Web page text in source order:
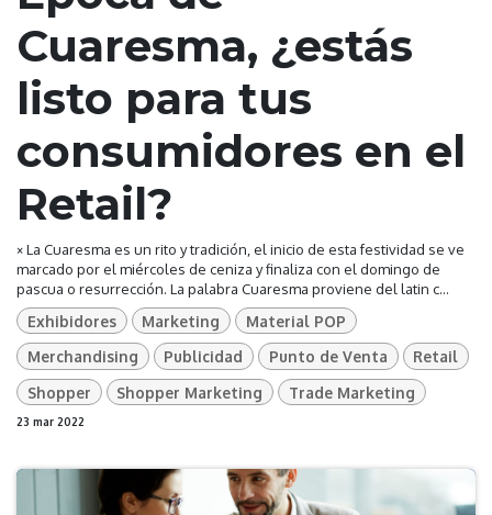
Cuaresma, ¿estás
listo para tus
consumidores en el
Retail?
× La Cuaresma es un rito y tradición, el inicio de esta festividad se ve
marcado por el miércoles de ceniza y finaliza con el domingo de
pascua o resurrección. La palabra Cuaresma proviene del latin c...
Exhibidores Marketing
Material POP
Merchandising
Publicidad Punto de Venta
Retail
Shopper
Shopper Marketing Trade Marketing
23 mar 2022